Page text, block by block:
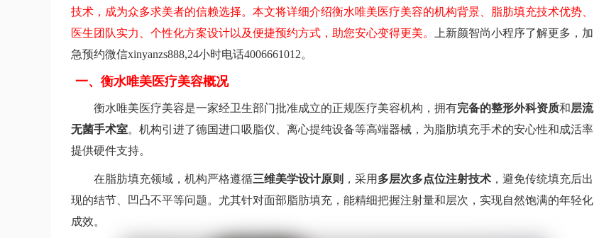
技术，成为众多求美者的信赖选择。本文将详细介绍衡水唯美医疗美容的机构背景、脂肪填充技术优势、
医生团队实力、个性化方案设计以及便捷预约方式，助您安心变得更美。
上新颜智尚小程序了解更多，加
急预约微信xinyanzs888,24小时电话4006661012。
一、衡水唯美医疗美容概况
衡水唯美医疗美容是一家经卫生部门批准成立的正规医疗美容机构，拥有完备的整形外科资质和层流
无菌手术室。机构引进了德国进口吸脂仪、离心提纯设备等高端器械，为脂肪填充手术的安心性和成活率
提供硬件支持。
在脂肪填充领域，机构严格遵循三维美学设计原则 ，采用 多层次多点位注射技术 ，避免传统填充后出
现的结节、凹凸不平等问题。尤其针对面部脂肪填充，能精细把握注射量和层次，实现自然饱满的年轻化
成效。